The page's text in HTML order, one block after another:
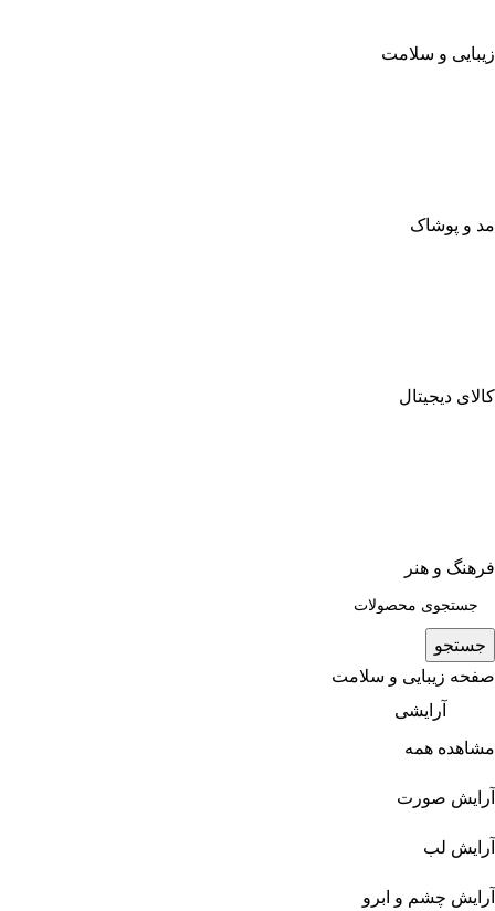
زیبایی و سلامت
مد و پوشاک
کالای دیجیتال
فرهنگ و هنر
جستجو
صفحه زیبایی و سلامت
آرایشی
مشاهده همه
آرایش صورت
آرایش لب
آرایش چشم و ابرو